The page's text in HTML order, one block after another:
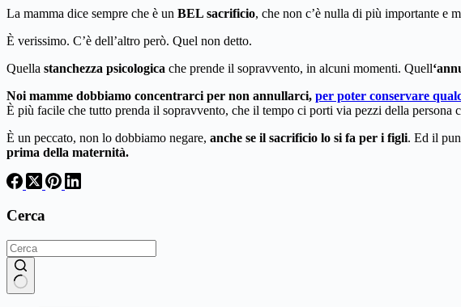
La mamma dice sempre che è un BEL sacrificio, che non c’è nulla di più importante e
È verissimo. C’è dell’altro però. Quel non detto.
Quella stanchezza psicologica che prende il sopravvento, in alcuni momenti. Quell
Noi mamme dobbiamo concentrarci per non annullarci, per poter conservare
È più facile che tutto prenda il sopravvento, che il tempo ci porti via pezzi della persona
È un peccato, non lo dobbiamo negare, anche se il sacrificio lo si fa per i figli. Ed il
prima della maternità.
Cerca